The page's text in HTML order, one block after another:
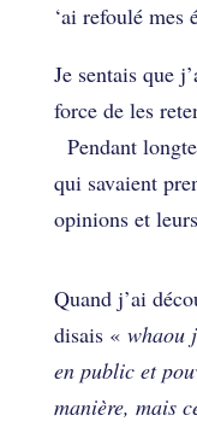
‘ai refoulé mes
Je sentais que
force de les
Pendant
qui savaient
opinions et
Quand j’ai
disais « whaou
en public et
manière, mais